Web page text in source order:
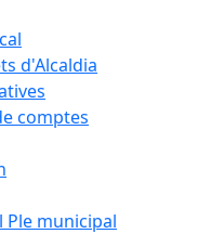
d'Alcaldia
comptes
Ple municipal